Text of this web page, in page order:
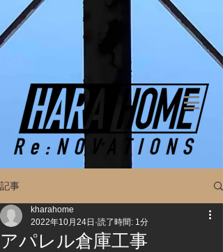
記事
アパレル倉庫工事
kharahome
2022年10月24日 読了時間: 1分